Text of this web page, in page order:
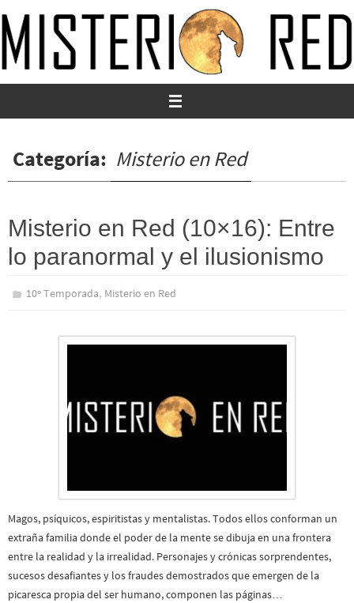
al
contenido
Categoría: Misterio en Red
Misterio en Red (10×16): Entre
lo paranormal y el ilusionismo
10º Temporada, Misterio en Red
Magos, psíquicos, espiritistas y mentalistas. Todos ellos conforman un
extraña familia donde el poder de la mente se dibuja en una frontera
entre la realidad y la irrealidad. Personajes y crónicas sorprendentes,
sucesos desafiantes y los fraudes demostrados que emergen de la
picaresca propia del ser humano, componen las páginas…